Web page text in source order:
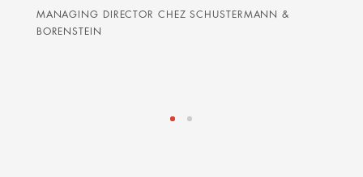
MANAGING DIRECTOR CHEZ SCHUSTERMANN &
BORENSTEIN